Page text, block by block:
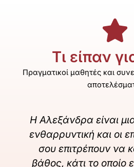
Τι είπαν
Πραγματικοί μαθητές και
της
Η
Alexandra
and mentor.
my
tools and